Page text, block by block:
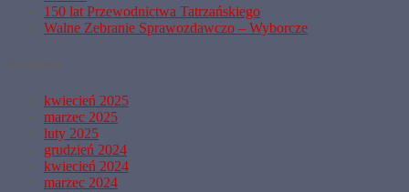
150 lat Przewodnictwa Tatrzańskiego
Walne Zebranie Sprawozdawczo – Wyborcze
kwiecień 2025
marzec 2025
luty 2025
grudzień 2024
kwiecień 2024
marzec 2024